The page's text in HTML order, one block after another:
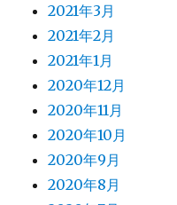
2021年3月
2021年2月
2021年1月
2020年12月
2020年11月
2020年10月
2020年9月
2020年8月